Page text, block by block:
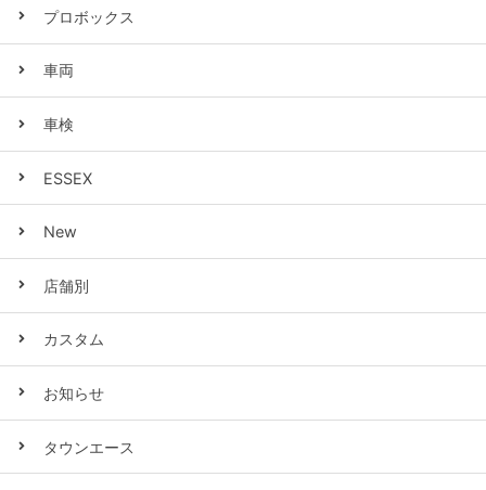
プロボックス
車両
車検
ESSEX
New
店舗別
カスタム
お知らせ
タウンエース